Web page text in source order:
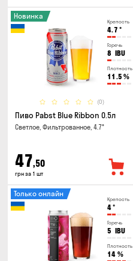
Крепость
4.7 °
Горечь
8 IBU
Плотность
11.5 %
(0)
Новинка
Пиво Pabst Blue Ribbon 0.5л
Светлое, Фильтрованное, 4.7°
47,50
грн за 1 шт
Крепость
4°
Горечь
5 IBU
Плотность
14 %
Только онлайн